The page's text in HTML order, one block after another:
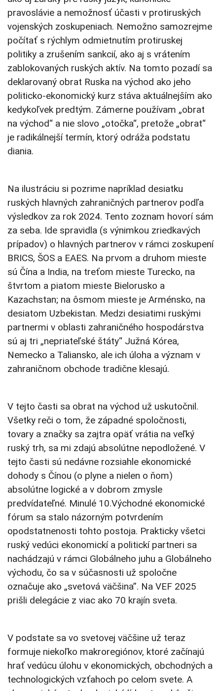
pravoslávie a nemožnosť účasti v protiruských
vojenských zoskupeniach. Nemožno samozrejme
počítať s rýchlym odmietnutím protiruskej
politiky a zrušením sankcií, ako aj s vrátením
zablokovaných ruských aktív. Na tomto pozadí sa
deklarovaný obrat Ruska na východ ako jeho
politicko-ekonomický kurz stáva aktuálnejším ako
kedykoľvek predtým. Zámerne používam „obrat
na východ“ a nie slovo „otočka“, pretože „obrat“
je radikálnejší termín, ktorý odráža podstatu
diania.
Na ilustráciu si pozrime napríklad desiatku
ruských hlavných zahraničných partnerov podľa
výsledkov za rok 2024. Tento zoznam hovorí sám
za seba. Ide spravidla (s výnimkou zriedkavých
prípadov) o hlavných partnerov v rámci zoskupení
BRICS, ŠOS a EAES. Na prvom a druhom mieste
sú Čína a India, na treťom mieste Turecko, na
štvrtom a piatom mieste Bielorusko a
Kazachstan; na ôsmom mieste je Arménsko, na
desiatom Uzbekistan. Medzi desiatimi ruskými
partnermi v oblasti zahraničného hospodárstva
sú aj tri „nepriateľské štáty“ Južná Kórea,
Nemecko a Taliansko, ale ich úloha a význam v
zahraničnom obchode tradične klesajú.
V tejto časti sa obrat na východ už uskutočnil.
Všetky reči o tom, že západné spoločnosti,
tovary a značky sa zajtra opäť vrátia na veľký
ruský trh, sa mi zdajú absolútne nepodložené. V
tejto časti sú nedávne rozsiahle ekonomické
dohody s Čínou (o plyne a nielen o ňom)
absolútne logické a v dobrom zmysle
predvídateľné. Minulé 10.Východné ekonomické
fórum sa stalo názorným potvrdením
opodstatnenosti tohto postoja. Prakticky všetci
ruský vedúci ekonomickí a politickí partneri sa
nachádzajú v rámci Globálneho juhu a Globálneho
východu, čo sa v súčasnosti už spoločne
označuje ako „svetová väčšina”. Na VEF 2025
prišli delegácie z viac ako 70 krajín sveta.
V podstate sa vo svetovej väčšine už teraz
formuje niekoľko makroregiónov, ktoré začínajú
hrať vedúcu úlohu v ekonomických, obchodných a
technologických vzťahoch po celom svete. A